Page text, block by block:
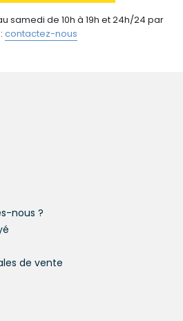
samedi de 10h à 19h et 24h/24 par
contactez-nous
nous ?
de vente